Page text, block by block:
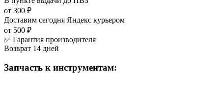
от 300 ₽
Доставим сегодня Яндекс курьером
от 500 ₽
✅ Гарантия производителя
Возврат 14 дней
Запчасть к инструментам: